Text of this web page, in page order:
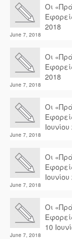
Οι
2018
June 7, 2018
Οι
2018
June 7, 2018
Οι
June 7, 2018
Οι
June 7, 2018
Οι
10
June 7, 2018